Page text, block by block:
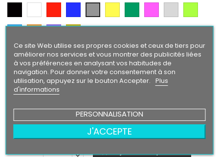
ArgentCitron
Bleu
OrangeVioletGold
Texte/ Logo
Noir
Blanc RougeBleu Gris JauneVert Rose Gris
Argent
Bleu
OrangeViolet
24,90 €
Ce site Web utilise ses propres cookies et ceux de tiers pour
améliorer nos services et vous montrer des publicités liées
à vos préférences en analysant vos habitudes de
navigation. Pour donner votre consentement à son
utilisation, appuyez sur le bouton Accepter. Plus
d'informations
PERSONNALISATION
J'ACCEPTE